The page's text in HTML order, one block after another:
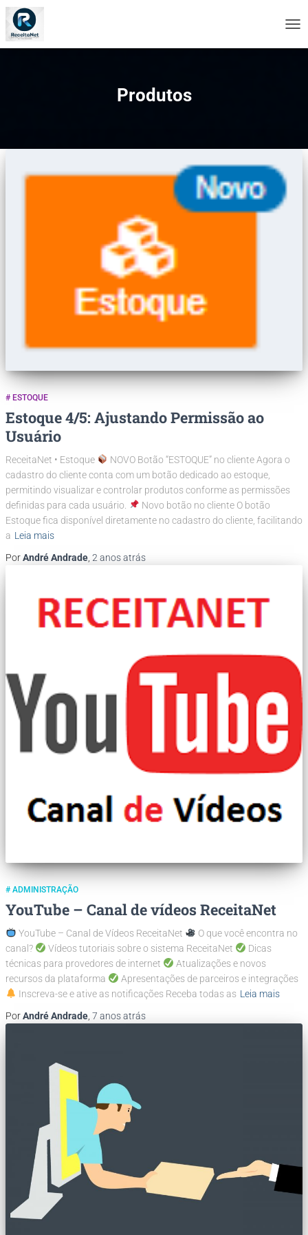
Produtos
# ESTOQUE
Estoque 4/5: Ajustando Permissão ao
Usuário
ReceitaNet • Estoque
NOVO Botão “ESTOQUE” no cliente Agora o
cadastro do cliente conta com um botão dedicado ao estoque,
permitindo visualizar e controlar produtos conforme as permissões
definidas para cada usuário.
Novo botão no cliente O botão
Estoque fica disponível diretamente no cadastro do cliente, facilitando
a Leia mais
PorAndré Andrade 2 anosatrás
# ADMINISTRAÇÃO
YouTube – Canal de vídeos ReceitaNet
YouTube – Canal de Vídeos ReceitaNet
O que você encontra no
canal?
Vídeos tutoriais sobre o sistema ReceitaNet
Dicas
técnicas para provedores de internet
Atualizações e novos
recursos da plataforma
Apresentações de parceiros e integrações
Inscreva-se e ative as notificações Receba todas as Leia mais
PorAndré Andrade 7 anosatrás